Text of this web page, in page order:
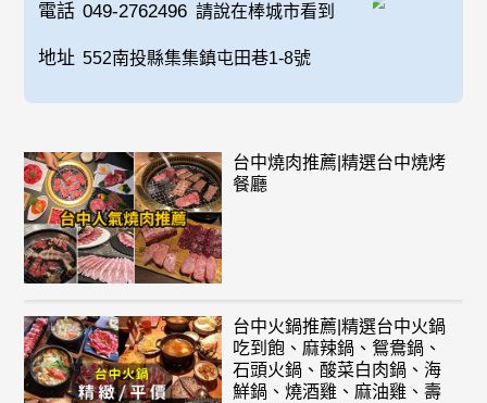
電話 049-2762496 請說在棒城市看到
地址 552南投縣集集鎮屯田巷1-8號
台中燒肉推薦|精選台中燒烤
餐廳
台中火鍋推薦|精選台中火鍋
吃到飽、麻辣鍋、鴛鴦鍋、
石頭火鍋、酸菜白肉鍋、海
鮮鍋、燒酒雞、麻油雞、壽